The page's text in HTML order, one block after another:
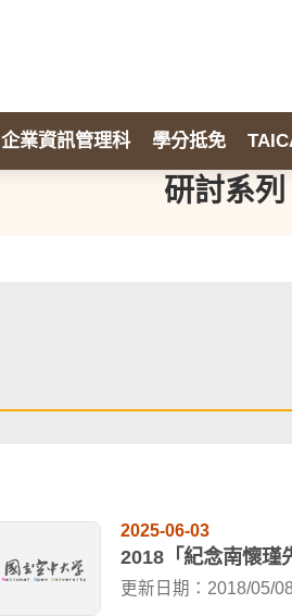
企業資訊管理科 學分抵免
研討系
2025-06-03
2018「紀念南懷瑾
更新日期：2018/05/